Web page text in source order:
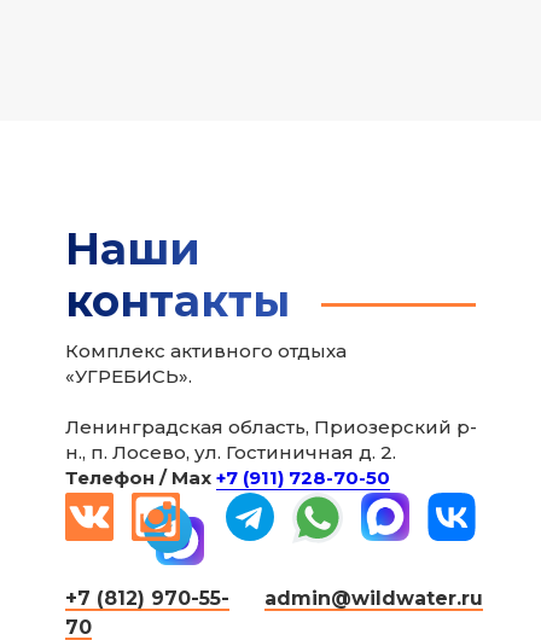
+7 (812) 970-55-
70
admin@wildwater.ru
Комплекс активного отдыха
«УГРЕБИСЬ».
Ленинградская область, Приозерский р-
н., п. Лосево, ул. Гостиничная д. 2.
Телефон / Мax +7 (911) 728-70-50
Наши
контакты